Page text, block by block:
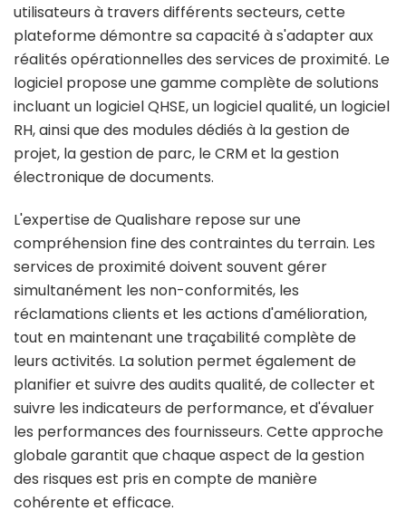
utilisateurs à travers différents secteurs, cette
plateforme démontre sa capacité à s'adapter aux
réalités opérationnelles des services de proximité. Le
logiciel propose une gamme complète de solutions
incluant un logiciel QHSE, un logiciel qualité, un logiciel
RH, ainsi que des modules dédiés à la gestion de
projet, la gestion de parc, le CRM et la gestion
électronique de documents.
L'expertise de Qualishare repose sur une
compréhension fine des contraintes du terrain. Les
services de proximité doivent souvent gérer
simultanément les non-conformités, les
réclamations clients et les actions d'amélioration,
tout en maintenant une traçabilité complète de
leurs activités. La solution permet également de
planifier et suivre des audits qualité, de collecter et
suivre les indicateurs de performance, et d'évaluer
les performances des fournisseurs. Cette approche
globale garantit que chaque aspect de la gestion
des risques est pris en compte de manière
cohérente et efficace.